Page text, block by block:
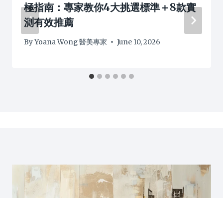
極指南：專家教你4大挑選標準＋8款實
測有效推薦
ByYoana Wong 醫美專家 June 10, 2026